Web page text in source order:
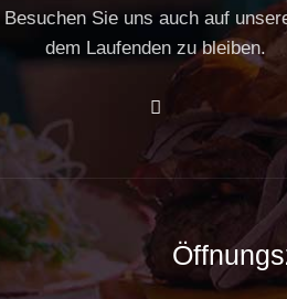
Sie uns auch auf
dem Laufenden zu bleiben.
Facebook